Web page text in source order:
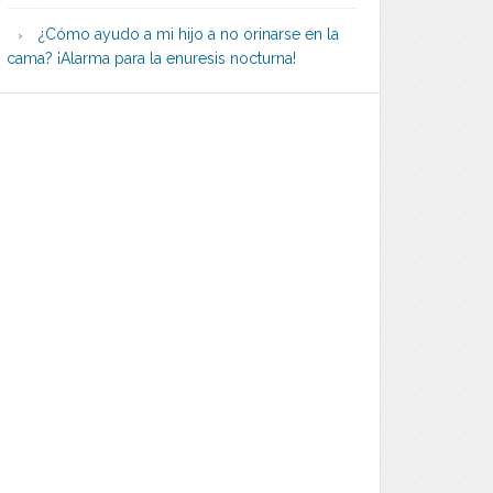
¿Cómo ayudo a mi hijo a no orinarse en la
cama? ¡Alarma para la enuresis nocturna!